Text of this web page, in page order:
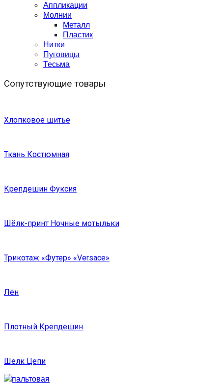
Аппликации
Молнии
Металл
Пластик
Нитки
Пуговицы
Тесьма
Сопутствующие товары
Хлопковое шитье
Ткань Костюмная
Крепдешин Фуксия
Шёлк-принт Ночные мотыльки
Трикотаж «Футер» «Versace»
Лён
Плотный Крепдешин
Шелк Цепи